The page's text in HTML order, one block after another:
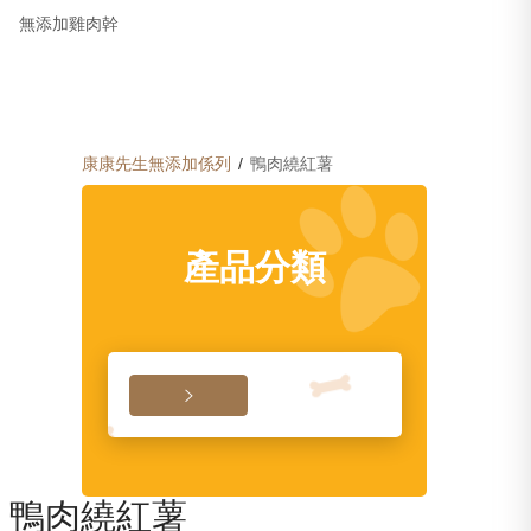
無添加雞肉幹
康康先生無添加係列 / 鴨肉繞紅薯
產品分類

鴨肉繞紅薯